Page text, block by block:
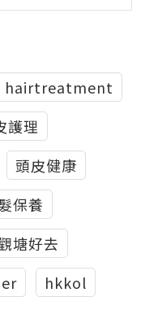
hairtreatment
護理
頭皮健康
保養
塘好去
hkkol